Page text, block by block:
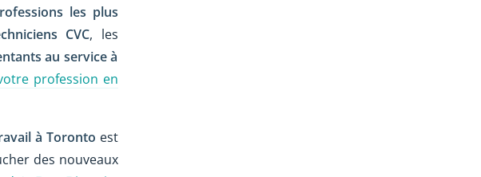
les plus
CVC, les
au service à
profession en
à Toronto est
des nouveaux